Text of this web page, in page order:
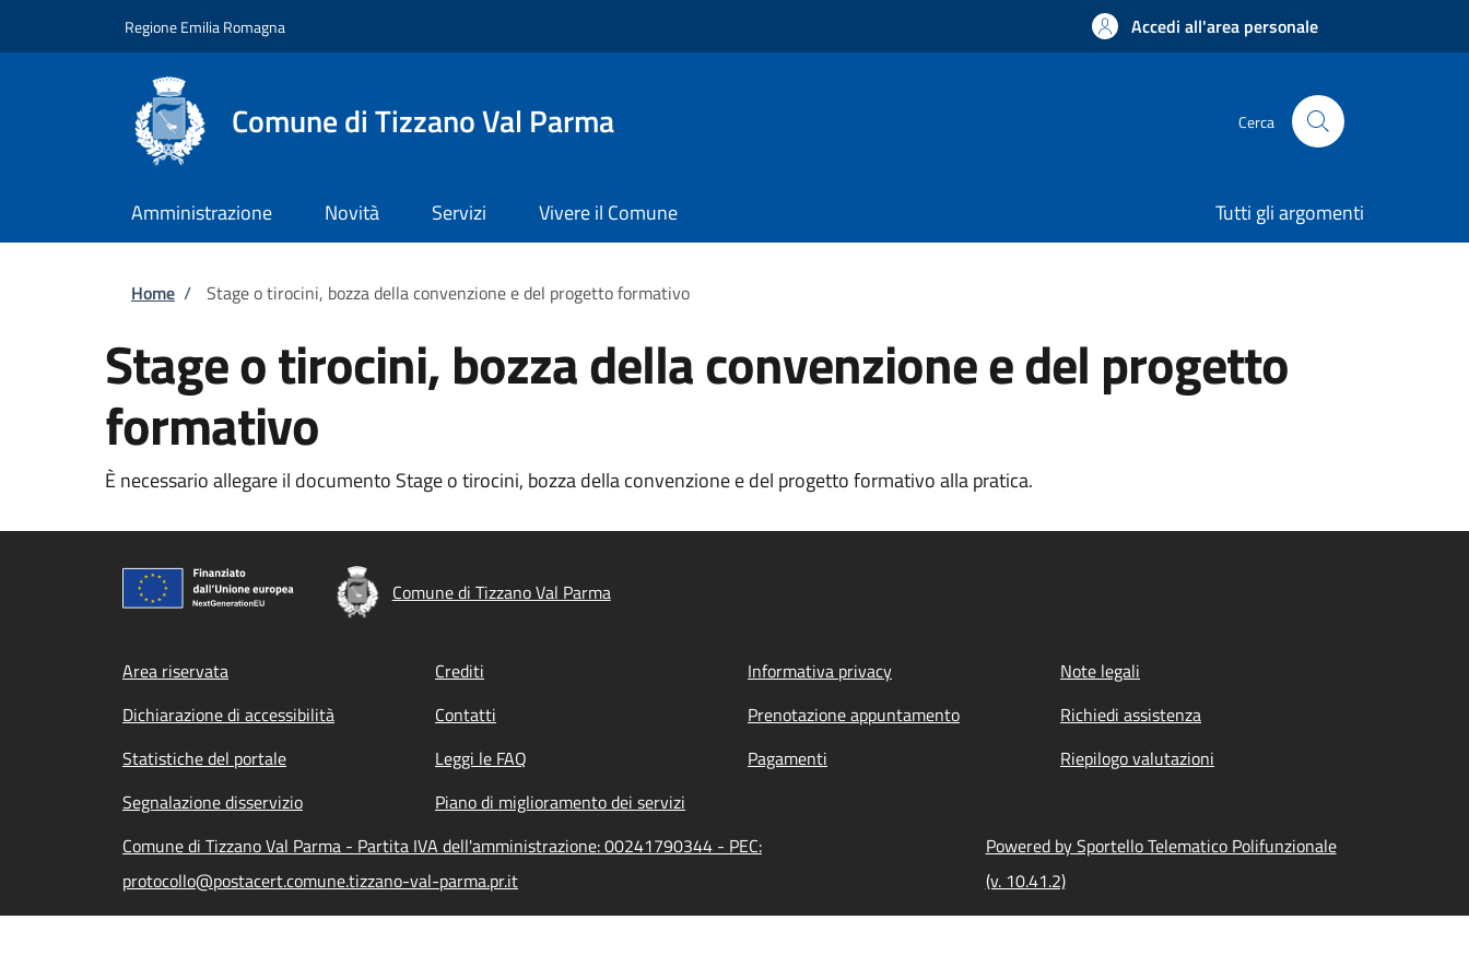
Regione Emilia Romagna Accedi all'area personale
Comune di Tizzano Val Parma Cerca
Amministrazione Novità Servizi Vivere il Comune Tutti gli argomenti
Briciole di pane
Home / Stage o tirocini, bozza della convenzione e del progetto formativo
Stage o tirocini, bozza della convenzione e del progetto
formativo
È necessario allegare il documento Stage o tirocini, bozza della convenzione e del progetto formativo alla pratica.
Comune di Tizzano Val Parma
Footer menu
Area riservata Crediti Informativa privacy
Note legali
Dichiarazione di accessibilità
Contatti Prenotazione appuntamento
Richiedi assistenza
Statistiche del portale
Leggi le FAQ Pagamenti
Riepilogo valutazioni
Segnalazione disservizio
Piano di miglioramento dei servizi
Comune di Tizzano Val Parma - Partita IVA dell'amministrazione: 00241790344 - PEC:
protocollo@postacert.comune.tizzano-val-parma.pr.it
Powered by Sportello Telematico Polifunzionale
(v. 10.41.2)